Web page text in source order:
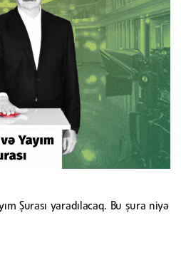
Şurası yaradılacaq. Bu şura niyə